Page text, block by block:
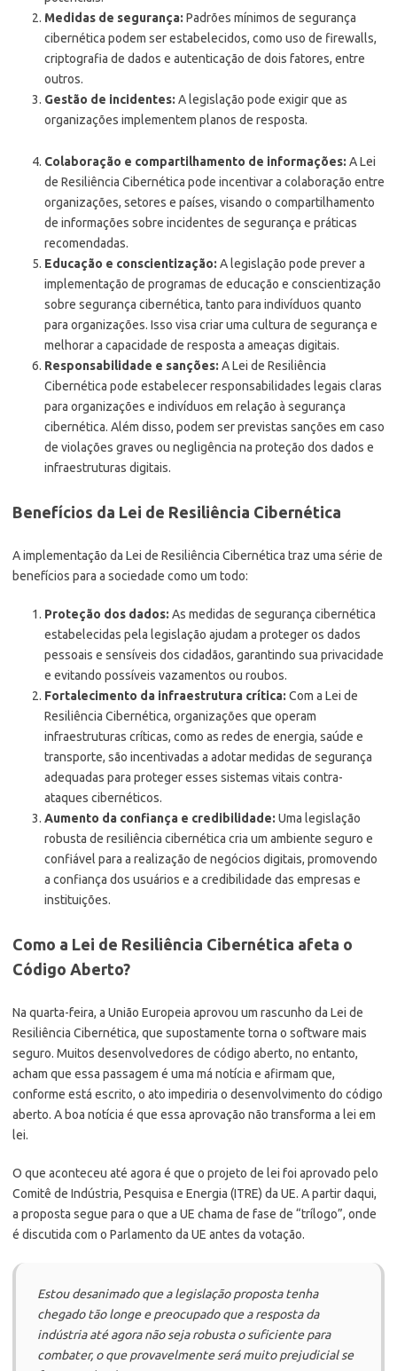
Medidas de segurança: Padrões mínimos de segurança
cibernética podem ser estabelecidos, como uso de firewalls,
criptografia de dados e autenticação de dois fatores, entre
outros.
Gestão de incidentes: A legislação pode exigir que as
organizações implementem planos de resposta.
Colaboração e compartilhamento de informações: A Lei
de Resiliência Cibernética pode incentivar a colaboração entre
organizações, setores e países, visando o compartilhamento
de informações sobre incidentes de segurança e práticas
recomendadas.
Educação e conscientização: A legislação pode prever a
implementação de programas de educação e conscientização
sobre segurança cibernética, tanto para indivíduos quanto
para organizações. Isso visa criar uma cultura de segurança e
melhorar a capacidade de resposta a ameaças digitais.
Responsabilidade e sanções: A Lei de Resiliência
Cibernética pode estabelecer responsabilidades legais claras
para organizações e indivíduos em relação à segurança
cibernética. Além disso, podem ser previstas sanções em caso
de violações graves ou negligência na proteção dos dados e
infraestruturas digitais.
Benefícios da Lei de Resiliência Cibernética
A implementação da Lei de Resiliência Cibernética traz uma série de
benefícios para a sociedade como um todo:
Proteção dos dados: As medidas de segurança cibernética
estabelecidas pela legislação ajudam a proteger os dados
pessoais e sensíveis dos cidadãos, garantindo sua privacidade
e evitando possíveis vazamentos ou roubos.
Fortalecimento da infraestrutura crítica: Com a Lei de
Resiliência Cibernética, organizações que operam
infraestruturas críticas, como as redes de energia, saúde e
transporte, são incentivadas a adotar medidas de segurança
adequadas para proteger esses sistemas vitais contra-
ataques cibernéticos.
Aumento da confiança e credibilidade: Uma legislação
robusta de resiliência cibernética cria um ambiente seguro e
confiável para a realização de negócios digitais, promovendo
a confiança dos usuários e a credibilidade das empresas e
instituições.
Como a Lei de Resiliência Cibernética afeta o
Código Aberto?
Na quarta-feira, a União Europeia aprovou um rascunho da Lei de
Resiliência Cibernética, que supostamente torna o software mais
seguro. Muitos desenvolvedores de código aberto, no entanto,
acham que essa passagem é uma má notícia e afirmam que,
conforme está escrito, o ato impediria o desenvolvimento do código
aberto. A boa notícia é que essa aprovação não transforma a lei em
lei.
O que aconteceu até agora é que o projeto de lei foi aprovado pelo
Comitê de Indústria, Pesquisa e Energia (ITRE) da UE. A partir daqui,
a proposta segue para o que a UE chama de fase de “trílogo”, onde
é discutida com o Parlamento da UE antes da votação.
Estou desanimado que a legislação proposta tenha
chegado tão longe e preocupado que a resposta da
indústria até agora não seja robusta o suficiente para
combater, o que provavelmente será muito prejudicial se